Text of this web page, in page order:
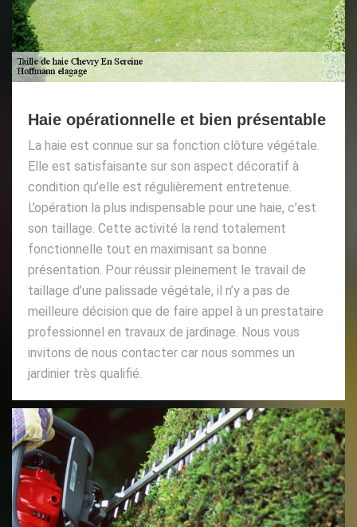
Haie opérationnelle et bien présentable
La haie est connue sur sa fonction clôture végétale.
Elle est satisfaisante sur son aspect décoratif à
condition qu’elle est régulièrement entretenue.
L’opération la plus indispensable pour une haie, c’est
son taillage. Cette activité la rend totalement
fonctionnelle tout en maximisant sa bonne
présentation. Pour réussir pleinement le travail de
taillage d’une palissade végétale, il n’y a pas de
meilleure décision que de faire appel à un prestataire
professionnel en travaux de jardinage. Nous vous
invitons de nous contacter car nous sommes un
jardinier très qualifié.